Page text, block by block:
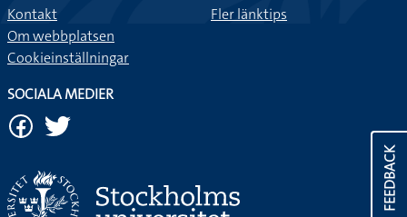
FEEDBACK
Kontakt
Om webbplatsen
Cookieinställningar
Fler länktips
SOCIALA MEDIER